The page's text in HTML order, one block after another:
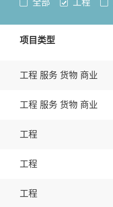
全部 工程
项目类型
工程 服务 货物 商业
工程 服务 货物 商业
工程
工程
工程